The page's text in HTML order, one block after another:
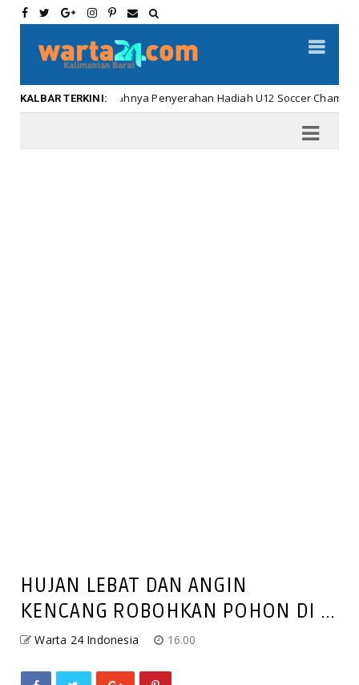
KALBAR TERKINI:
Kalbar Meriahnya Penyerahan Hadiah U12 Soccer Championship
HUJAN LEBAT DAN ANGIN
KENCANG ROBOHKAN POHON DI ...
Warta 24 Indonesia 16.00